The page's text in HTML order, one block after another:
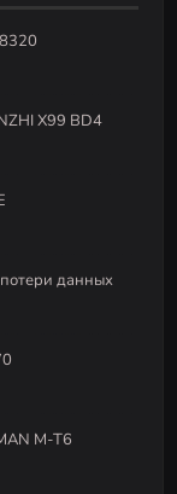
X99 BD4
данных
M-T6